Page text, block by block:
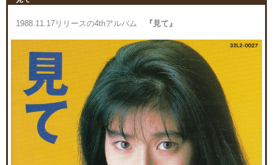
1988.11.17リリースの4thアルバム 『見て』